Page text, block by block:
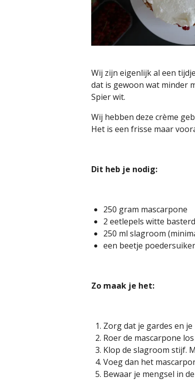
Wij zijn eigenlijk al een
dat is gewoon wat minder
Spier wit.
Wij hebben deze crème
Het is een frisse maar
Dit heb je nodig:
250 gram mascarpone
2 eetlepels witte
250 ml slagroom
een beetje poedersuiker
Zo maak je het:
Zorg dat je gardes en
Roer de mascarpone
Klop de slagroom stijf.
Voeg dan het
Bewaar je mengsel in